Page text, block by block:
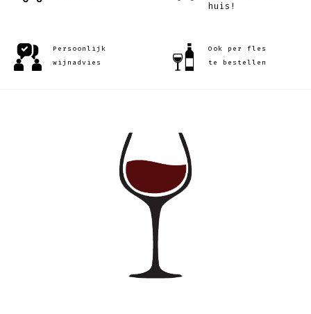
huis!
Persoonlijk
wijnadvies
Ook per fles
te bestellen